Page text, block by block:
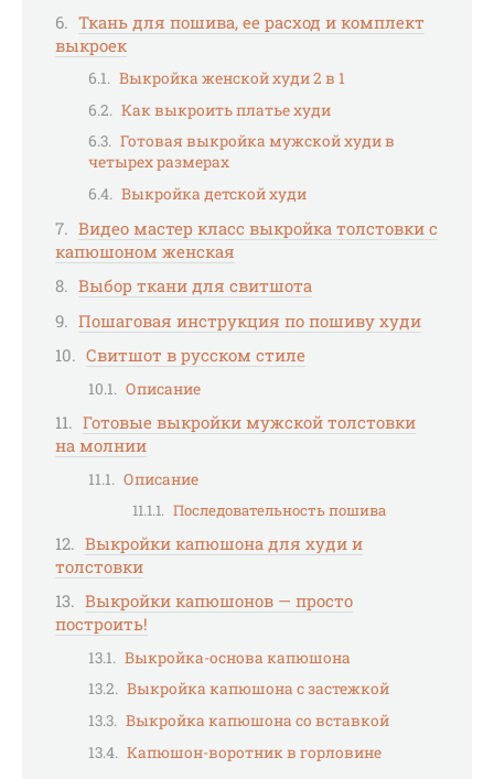
Ткань для пошива, ее расход и комплект
выкроек
Выкройка женской худи 2 в 1
Как выкроить платье худи
Готовая выкройка мужской худи в
четырех размерах
Выкройка детской худи
Видео мастер класс выкройка толстовки с
капюшоном женская
Выбор ткани для свитшота
Пошаговая инструкция по пошиву худи
Свитшот в русском стиле
Описание
Готовые выкройки мужской толстовки
на молнии
Описание
Последовательность пошива
Выкройки капюшона для худи и
толстовки
Выкройки капюшонов — просто
построить!
Выкройка-основа капюшона
Выкройка капюшона с застежкой
Выкройка капюшона со вставкой
Капюшон-воротник в горловине